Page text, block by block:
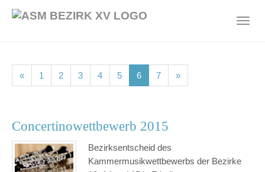
« 1 (current)
2(current)
3(current)
4(current)
5(current)
6(current)
7(current)
»
Concertinowettbewerb 2015
Bezirksentscheid des
Kammermusikwettbewerbs der Bezirke